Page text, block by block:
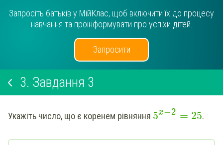
Запросіть батьків у МійКлас, щоб включити їх до процесу
навчання та проінформувати про успіхи дітей.
Запросити
3. Завдання 3
Укажіть число, що є коренем рівняння 5x−2 = 25.